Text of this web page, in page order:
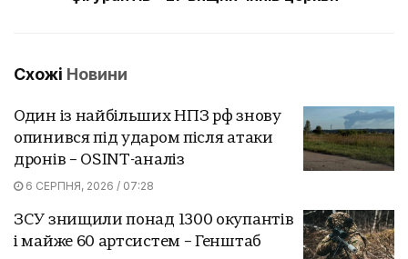
Схожі Новини
Один із найбільших НПЗ рф знову
опинився під ударом після атаки
дронів – OSINT-аналіз
6 СЕРПНЯ, 2026 / 07:28
ЗСУ знищили понад 1300 окупантів
і майже 60 артсистем – Генштаб